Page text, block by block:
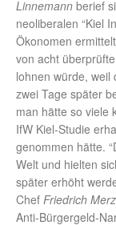
Linnemann berief
neoliberalen “Kiel
Ökonomen
von acht
lohnen würde,
zwei Tage später
man hätte so viele
IfW Kiel-Studie
genommen hätte.
Welt und hielten
später erhöht
Chef Friedrich Merz
Anti-Bürgergeld-